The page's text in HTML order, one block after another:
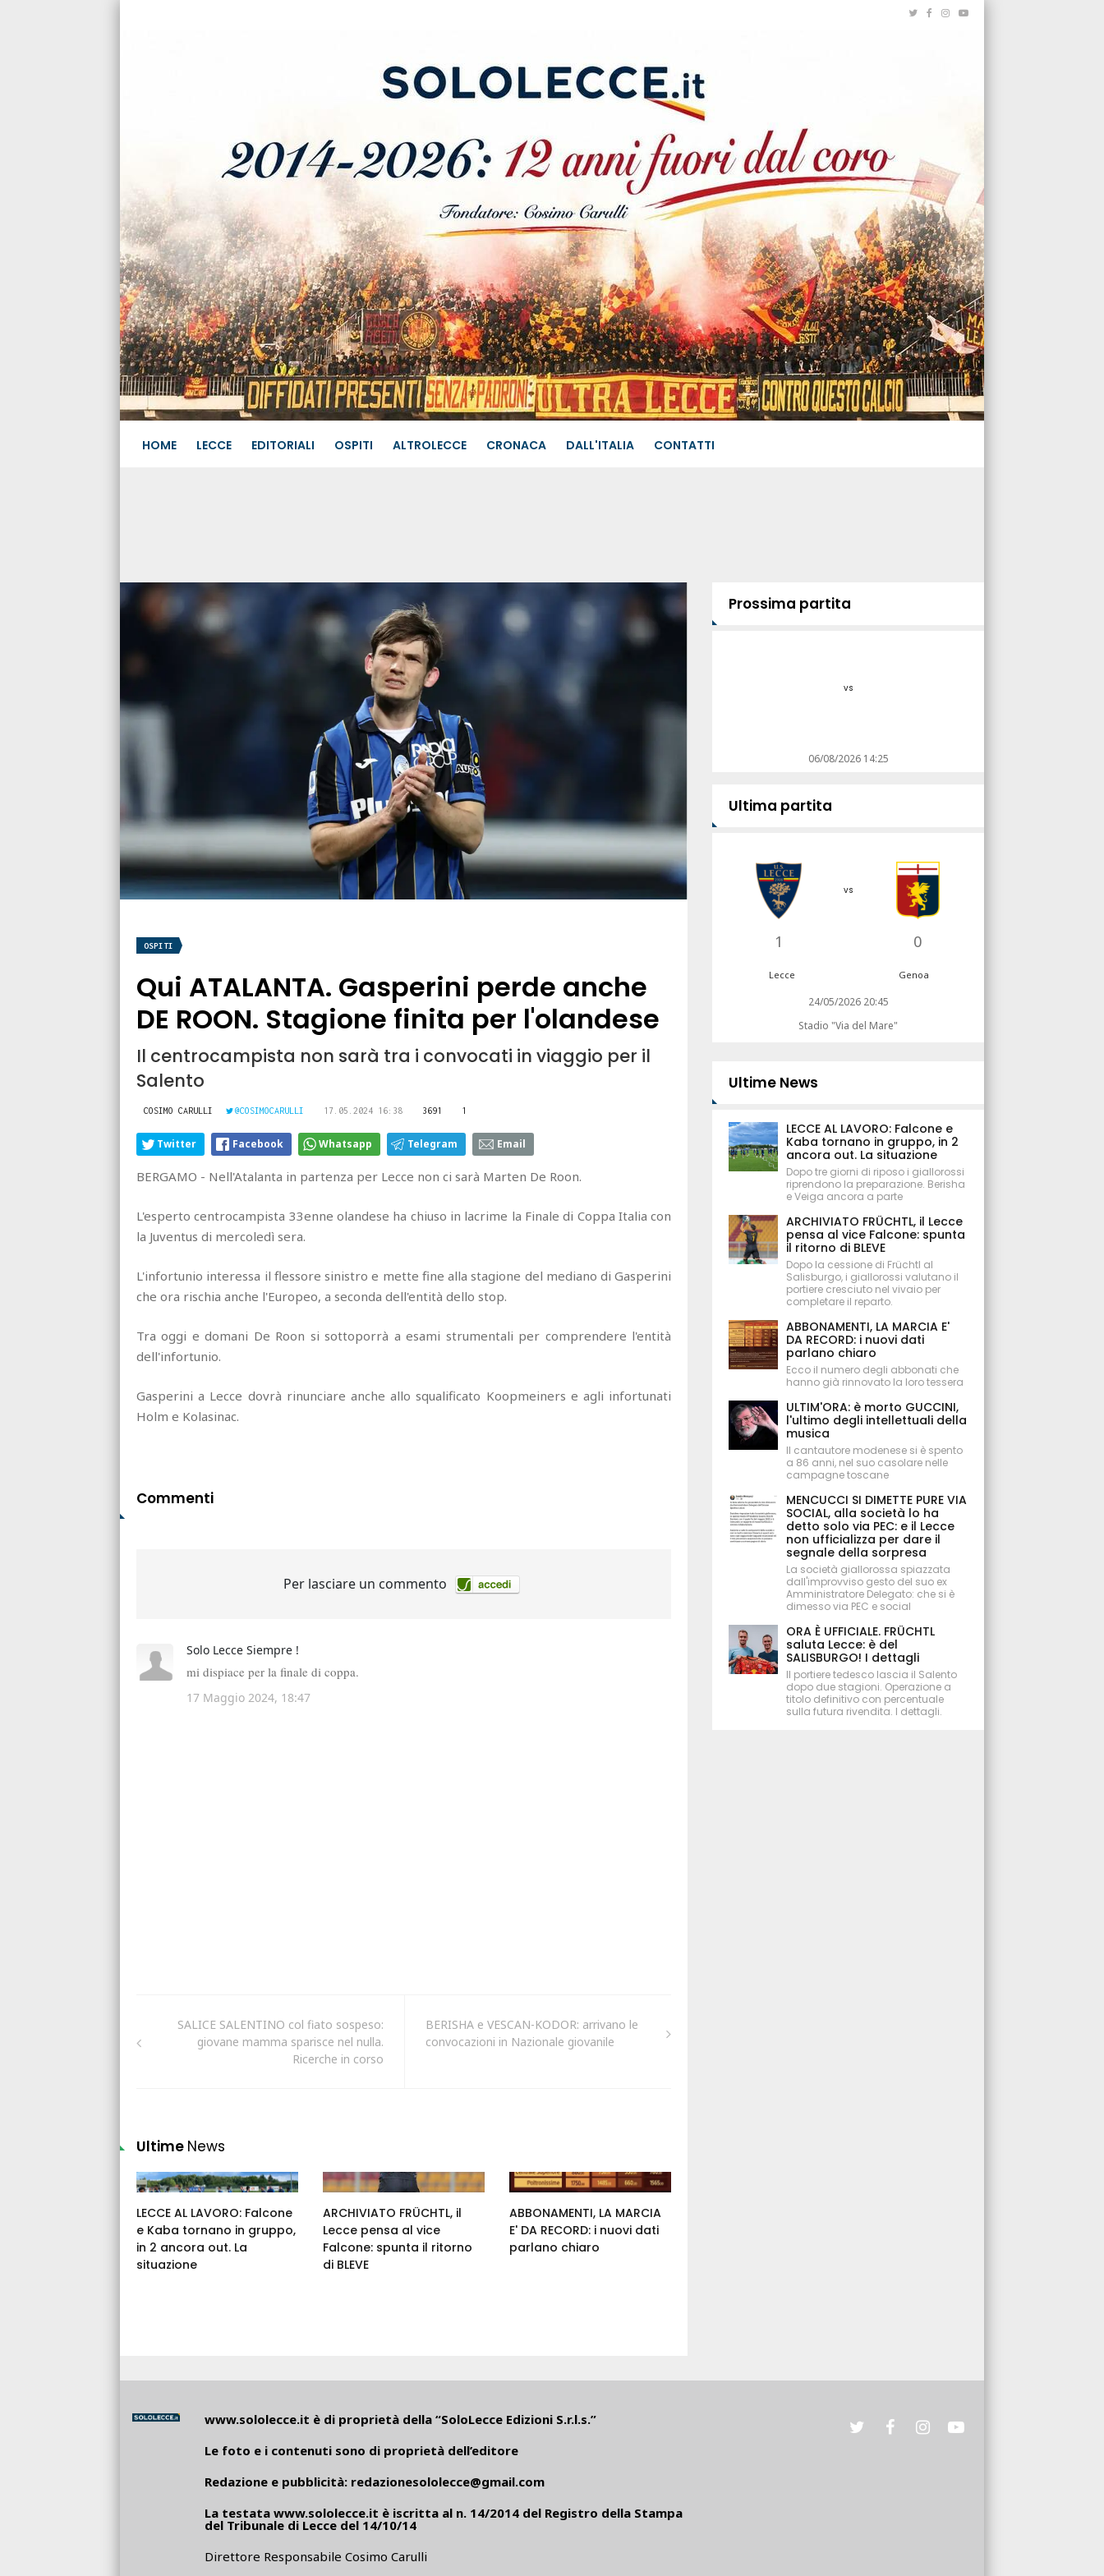
HOME LECCE EDITORIALI OSPITI ALTROLECCE CRONACA DALL'ITALIA CONTATTI
OSPITI
Qui ATALANTA. Gasperini perde anche
DE ROON. Stagione finita per l'olandese
Il centrocampista non sarà tra i convocati in viaggio per il
Salento
COSIMO CARULLI @COSIMOCARULLI 17.05.2024 16:38 3691 1
Twitter Facebook Whatsapp Telegram Email
BERGAMO - Nell'Atalanta in partenza per Lecce non ci sarà Marten De Roon.
L'esperto centrocampista 33enne olandese ha chiuso in lacrime la Finale di Coppa Italia con
la Juventus di mercoledì sera.
L'infortunio interessa il flessore sinistro e mette fine alla stagione del mediano di Gasperini
che ora rischia anche l'Europeo, a seconda dell'entità dello stop.
Tra oggi e domani De Roon si sottoporrà a esami strumentali per comprendere l'entità
dell'infortunio.
Gasperini a Lecce dovrà rinunciare anche allo squalificato Koopmeiners e agli infortunati
Holm e Kolasinac.
Commenti
SALICE SALENTINO col fiato sospeso:
giovane mamma sparisce nel nulla.
Ricerche in corso
BERISHA e VESCAN-KODOR: arrivano le
convocazioni in Nazionale giovanile
Ultime News
LECCE AL LAVORO: Falcone
e Kaba tornano in gruppo,
in 2 ancora out. La
situazione
ARCHIVIATO FRÜCHTL, il
Lecce pensa al vice
Falcone: spunta il ritorno
di BLEVE
ABBONAMENTI, LA MARCIA
E' DA RECORD: i nuovi dati
parlano chiaro
Prossima partita
vs
06/08/2026 14:25
Ultima partita
1
vs
0
Lecce Genoa
24/05/2026 20:45
Stadio "Via del Mare"
Ultime News
LECCE AL LAVORO: Falcone e
Kaba tornano in gruppo, in 2
ancora out. La situazione
Dopo tre giorni di riposo i giallorossi
riprendono la preparazione. Berisha
e Veiga ancora a parte
ARCHIVIATO FRÜCHTL, il Lecce
pensa al vice Falcone: spunta
il ritorno di BLEVE
Dopo la cessione di Früchtl al
Salisburgo, i giallorossi valutano il
portiere cresciuto nel vivaio per
completare il reparto.
ABBONAMENTI, LA MARCIA E'
DA RECORD: i nuovi dati
parlano chiaro
Ecco il numero degli abbonati che
hanno già rinnovato la loro tessera
ULTIM'ORA: è morto GUCCINI,
l'ultimo degli intellettuali della
musica
Il cantautore modenese si è spento
a 86 anni, nel suo casolare nelle
campagne toscane
MENCUCCI SI DIMETTE PURE VIA
SOCIAL, alla società lo ha
detto solo via PEC: e il Lecce
non ufficializza per dare il
segnale della sorpresa
La società giallorossa spiazzata
dall'improvviso gesto del suo ex
Amministratore Delegato: che si è
dimesso via PEC e social
ORA È UFFICIALE. FRÜCHTL
saluta Lecce: è del
SALISBURGO! I dettagli
Il portiere tedesco lascia il Salento
dopo due stagioni. Operazione a
titolo definitivo con percentuale
sulla futura rivendita. I dettagli.
www.sololecce.it è di proprietà della “SoloLecce Edizioni S.r.l.s.”
Le foto e i contenuti sono di proprietà dell’editore
Redazione e pubblicità: redazionesololecce@gmail.com
La testata www.sololecce.it è iscritta al n. 14/2014 del Registro della Stampa
del Tribunale di Lecce del 14/10/14
Direttore Responsabile Cosimo Carulli